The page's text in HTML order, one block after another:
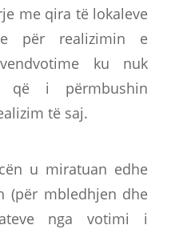
me qira të lokaleve
për realizimin e
ku nuk
që i përmbushin
të saj.
u miratuan edhe
(për mbledhjen dhe
nga votimi i